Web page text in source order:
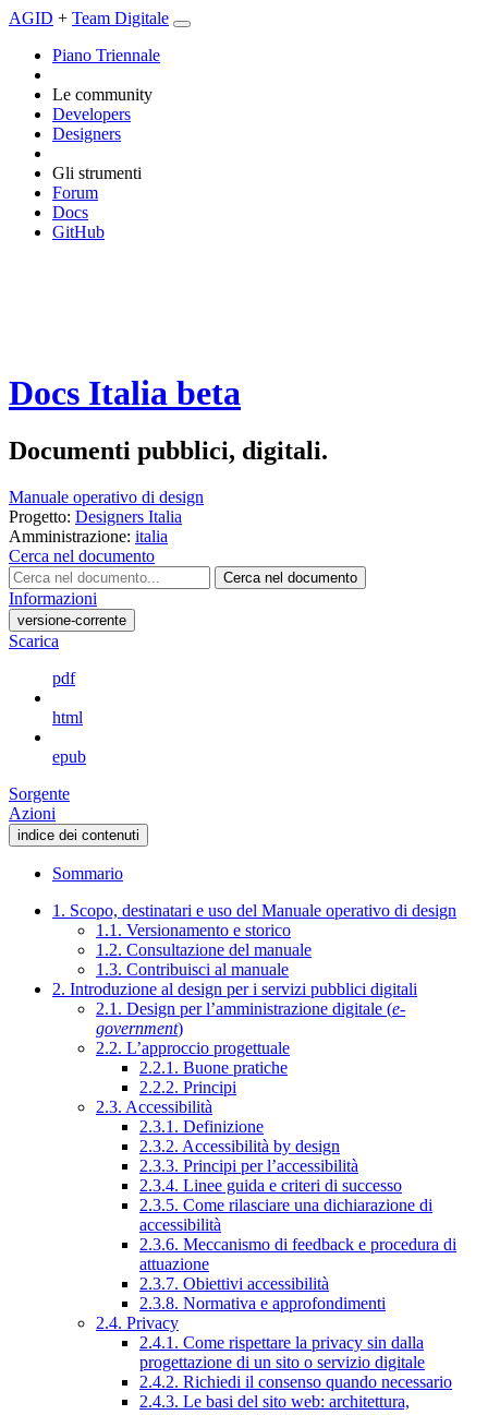
AGID + Team Digitale
Piano Triennale
Le community
Developers
Designers
Gli strumenti
Forum
Docs
GitHub
Docs Italia beta
Documenti pubblici, digitali.
Manuale operativo di design
Progetto: Designers Italia
Amministrazione: italia
Cerca nel documento
Cerca nel documento
Informazioni
versione-corrente
Scarica
pdf
html
epub
Sorgente
Azioni
indice dei contenuti
Sommario
1. Scopo, destinatari e uso del Manuale operativo di design
1.1. Versionamento e storico
1.2. Consultazione del manuale
1.3. Contribuisci al manuale
2. Introduzione al design per i servizi pubblici digitali
2.1. Design per l’amministrazione digitale (e-
government)
2.2. L’approccio progettuale
2.2.1. Buone pratiche
2.2.2. Principi
2.3. Accessibilità
2.3.1. Definizione
2.3.2. Accessibilità by design
2.3.3. Principi per l’accessibilità
2.3.4. Linee guida e criteri di successo
2.3.5. Come rilasciare una dichiarazione di
accessibilità
2.3.6. Meccanismo di feedback e procedura di
attuazione
2.3.7. Obiettivi accessibilità
2.3.8. Normativa e approfondimenti
2.4. Privacy
2.4.1. Come rispettare la privacy sin dalla
progettazione di un sito o servizio digitale
2.4.2. Richiedi il consenso quando necessario
2.4.3. Le basi del sito web: architettura,